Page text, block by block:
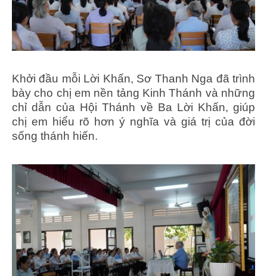
Khởi đầu mỗi Lời Khấn, Sơ Thanh Nga đã trình
bày cho chị em nền tảng Kinh Thánh và những
chỉ dẫn của Hội Thánh về Ba Lời Khấn, giúp
chị em hiểu rõ hơn ý nghĩa và giá trị của đời
sống thánh hiến.